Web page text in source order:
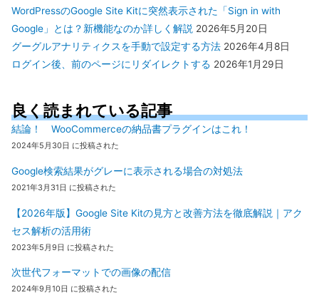
WordPressのGoogle Site Kitに突然表示された「Sign in with
Google」とは？新機能なのか詳しく解説 2026年5月20日
グーグルアナリティクスを手動で設定する方法 2026年4月8日
ログイン後、前のページにリダイレクトする 2026年1月29日
良く読まれている記事
結論！ WooCommerceの納品書プラグインはこれ！
2024年5月30日 に投稿された
Google検索結果がグレーに表示される場合の対処法
2021年3月31日 に投稿された
【2026年版】Google Site Kitの見方と改善方法を徹底解説｜アク
セス解析の活用術
2023年5月9日 に投稿された
次世代フォーマットでの画像の配信
2024年9月10日 に投稿された